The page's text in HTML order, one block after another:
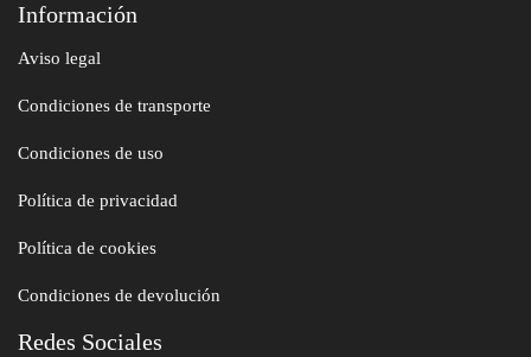
Información
Aviso legal
Condiciones de transporte
Condiciones de uso
Política de privacidad
Política de cookies
Condiciones de devolución
Redes Sociales